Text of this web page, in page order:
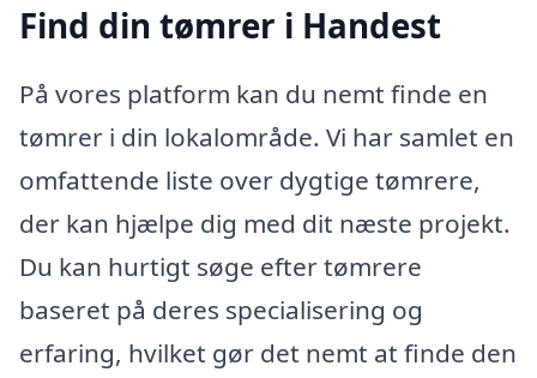
Find din tømrer i Handest
På vores platform kan du nemt finde en
tømrer i din lokalområde. Vi har samlet en
omfattende liste over dygtige tømrere,
der kan hjælpe dig med dit næste projekt.
Du kan hurtigt søge efter tømrere
baseret på deres specialisering og
erfaring, hvilket gør det nemt at finde den